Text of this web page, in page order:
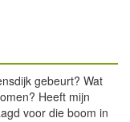
gebeurt? Wat
Heeft mijn
voor die boom in